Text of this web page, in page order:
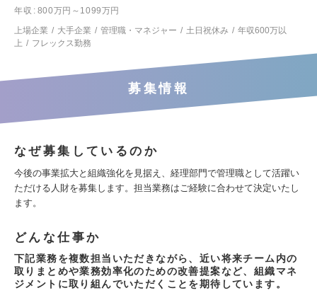
年収
800万円～1099万円
上場企業
大手企業 管理職・マネジャー 土日祝休み
年収600万以
上
フレックス勤務
募集情報
なぜ募集しているのか
今後の事業拡大と組織強化を見据え、経理部門で管理職として活躍い
ただける人財を募集します。担当業務はご経験に合わせて決定いたし
ます。
どんな仕事か
下記業務を複数担当いただきながら、近い将来チーム内の
取りまとめや業務効率化のための改善提案など、組織マネ
ジメントに取り組んでいただくことを期待しています。